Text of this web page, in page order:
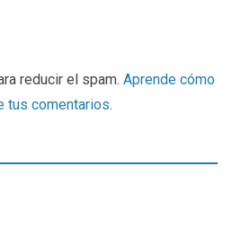
reducir el spam. Aprende cómo
tus comentarios.